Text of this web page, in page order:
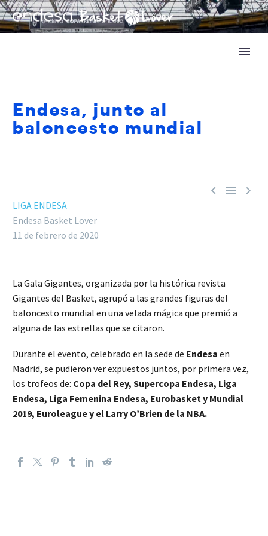
Endesa, junto al
baloncesto mundial
  
LIGA ENDESA
Endesa Basket Lover
11 de febrero de 2020
La Gala Gigantes, organizada por la histórica revista
Gigantes del Basket, agrupó a las grandes figuras del
baloncesto mundial en una velada mágica que premió a
alguna de las estrellas que se citaron.
Durante el evento, celebrado en la sede de Endesa en
Madrid, se pudieron ver expuestos juntos, por primera vez,
los trofeos de: Copa del Rey, Supercopa Endesa, Liga
Endesa, Liga Femenina Endesa, Eurobasket y Mundial
2019, Euroleague y el Larry O’Brien de la NBA.